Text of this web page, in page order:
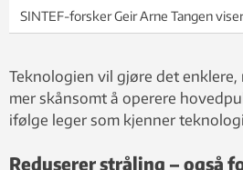
SINTEF-forsker Geir Arne Tangen
navigasjonssystemet, som viser en
Håvard Egge
Teknologien vil gjøre det
mer skånsomt å operere
ifølge leger som kjenner
Reduserer stråling – også